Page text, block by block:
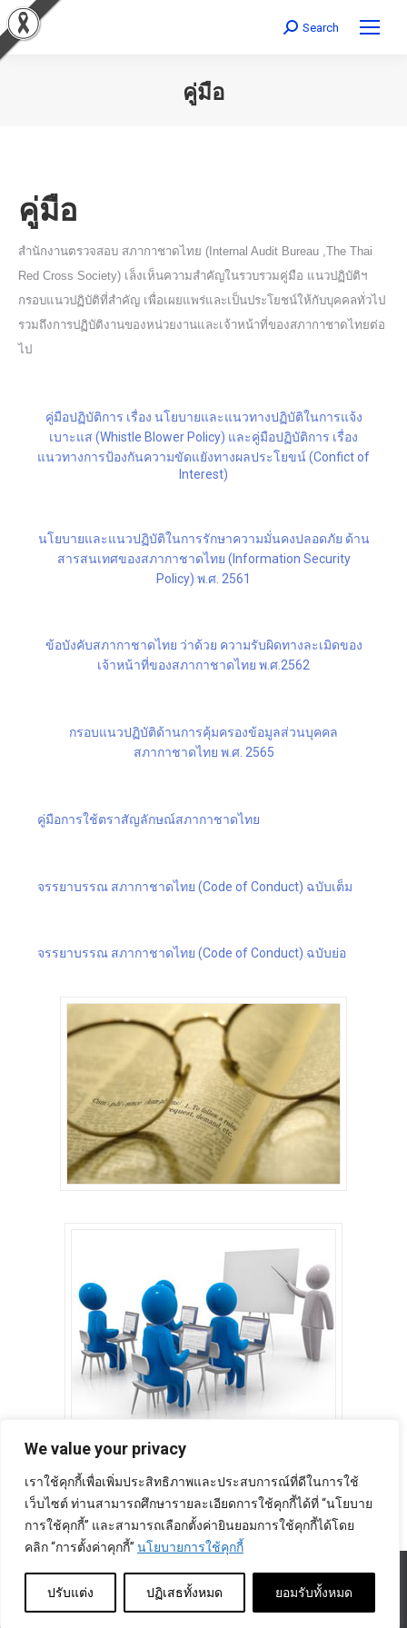
We value your privacy
เราใช้คุกกี้เพื่อเพิ่มประสิทธิภาพและประสบการณ์ที่ดีในการใช้
เว็บไซต์ ท่านสามารถศึกษารายละเอียดการใช้คุกกี้ได้ที่ “นโยบาย
การใช้คุกกี้” และสามารถเลือกตั้งค่ายินยอมการใช้คุกกี้ได้โดย
คลิก “การตั้งค่าคุกกี้” นโยบายการใช้คุกกี้
ปรับแต่ง ปฏิเสธทั้งหมด ยอมรับทั้งหมด
Search:
Search
คู่มือ
คู่มือ
สำนักงานตรวจสอบ สภากาชาดไทย ( Internal Audit Bureau ,The Thai
Red Cross Society) เล็งเห็นความสำคัญในรวบรวมคู่มือ แนวปฏิบัติฯ
กรอบแนวปฏิบัติที่สำคัญ เพื่อเผยแพร่และเป็นประโยชน์ให้กับบุคคลทั่วไป
รวมถึงการปฏิบัติงานของหน่วยงานและเจ้าหน้าที่ของสภากาชาดไทยต่อ
ไป
คู่มือปฏิบัติการ เรื่อง นโยบายและแนวทางปฏิบัติในการแจ้ง
เบาะแส (Whistle Blower Policy) และคู่มือปฏิบัติการ เรื่อง
แนวทางการป้องกันความขัดแยังทางผลประโยขน์ (Confict of
Interest)
นโยบายและแนวปฏิบัติในการรักษาความมั่นคงปลอดภัย ด้าน
สารสนเทศของสภากาชาดไทย (Information Security
Policy) พ.ศ. 2561
ข้อบังคับสภากาชาดไทย ว่าด้วย ความรับผิดทางละเมิดของ
เจ้าหน้าที่ของสภากาชาดไทย พ.ศ.2562
กรอบแนวปฏิบัติด้านการคุ้มครองข้อมูลส่วนบุคคล
สภากาชาดไทย พ.ศ. 2565
คู่มือการใช้ตราสัญลักษณ์สภากาชาดไทย
จรรยาบรรณ สภากาชาดไทย (Code of Conduct) ฉบับเต็ม
จรรยาบรรณ สภากาชาดไทย (Code of Conduct) ฉบับย่อ
สงวนลิขสิทธิ์ โดย สภากาชาดไทย |นโยบายการคุ้มครองข้อมูลส่วนบุคคล
นโยบายคุกกี้ ข้อตกลงการใช้งาน|มาตรการรักษาความมั่นคงปลอดภัย
ข้อมูลส่วนบุคคล